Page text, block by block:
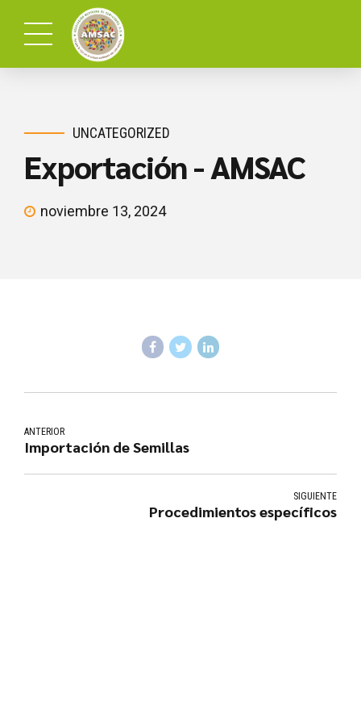
UNCATEGORIZED
Exportación - AMSAC
noviembre 13, 2024
ANTERIOR
Importación de Semillas
SIGUIENTE
Procedimientos específicos